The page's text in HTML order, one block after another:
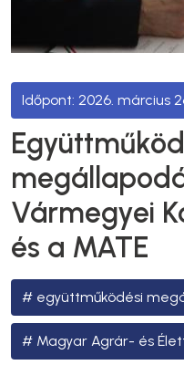
2026. március
Vármegyei
és a MATE
együttműködési
Magyar Agrár- és